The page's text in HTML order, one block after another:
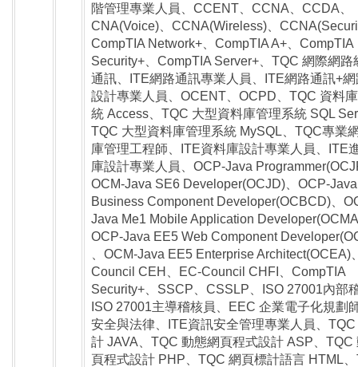
階管理專業人員、CCENT、CCNA、CCDA、
CNA(Voice)、CCNA(Wireless)、
CompTIA Network+、CompTIA A+、CompTIA
Security+、CompTIA Server+、TQC 網際網路
通訊、ITE網路通訊專業人員、ITE網路通訊+
設計專業人員、OCENT、OCPD、TQC 資料
統 Access、TQC 大型資料庫管理系統 SQL
TQC 大型資料庫管理系統 MySQL、TQC專業
庫管理工程師、ITE資料庫設計專業人員、ITE
庫設計專業人員、OCP-Java
OCM-Java SE6 Developer(OCJD)、OCP-
Business Component Developer(OCBCD)、
Java Me1 Mobile Application
OCP-Java EE5 Web Component
、OCM-Java EE5 Enterprise Architect(OCEA)
Council CEH、EC-Council CHFI、CompTIA
Security+、SSCP、CSSLP、ISO 27001內部
ISO 27001主導稽核員、EEC 企業電子化規劃
安全與法律、ITE資訊安全管理專業人員、
計 JAVA、TQC 動態網頁程式設計 ASP、TQC
頁程式設計 PHP、TQC 網頁標計語言 HTML